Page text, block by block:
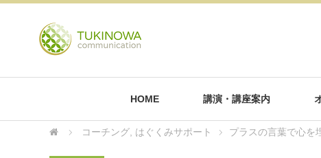
HOME 講演・講座案内
コーチング はぐくみサポート プラスの言葉で心を